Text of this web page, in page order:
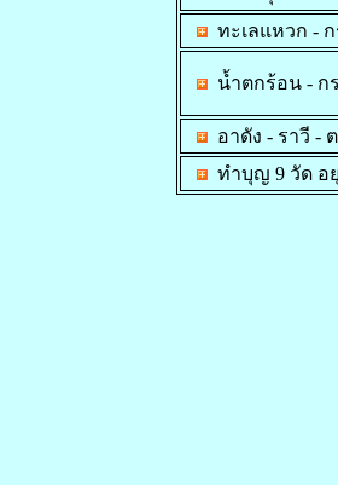
ทะเลแหวก -
น้ำตกร้อน - ก
อาดัง - ราวี -
ทำบุญ 9 วัด อ